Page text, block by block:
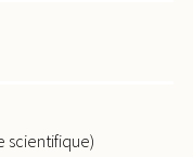
scientifique)